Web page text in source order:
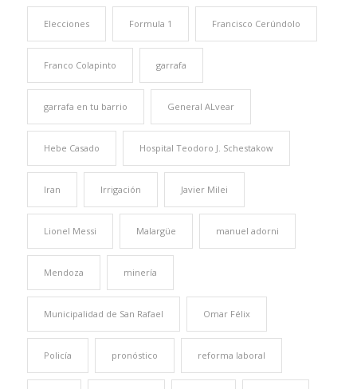
Elecciones Formula 1 Francisco Cerúndolo
Franco Colapinto garrafa
garrafa en tu barrio General ALvear
Hebe Casado Hospital Teodoro J. Schestakow
Iran Irrigación Javier Milei
Lionel Messi Malargüe manuel adorni
Mendoza minería
Municipalidad de San Rafael Omar Félix
Policía pronóstico reforma laboral